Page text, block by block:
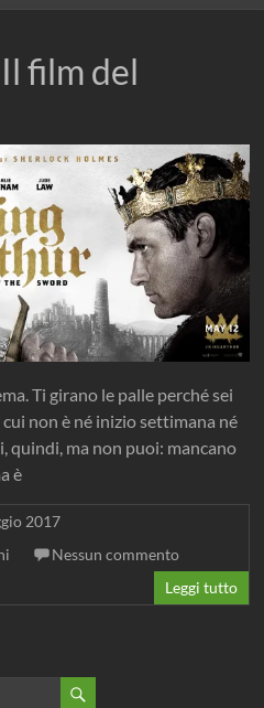
film del
Ti girano le palle perché sei
non è né inizio settimana né
quindi, ma non puoi: mancano
è
2017
Nessun commento
Leggi tutto